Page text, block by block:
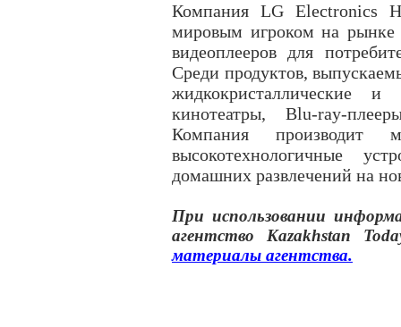
Компания LG Electronics
мировым игроком на рынке
видеоплееров для
Среди продуктов,
жидкокристаллические
кинотеатры, Blu-ray-
Компания производит
высокотехнологичные
домашних развлечений на
При использовании
агентство Kazakhstan
материалы агентства.